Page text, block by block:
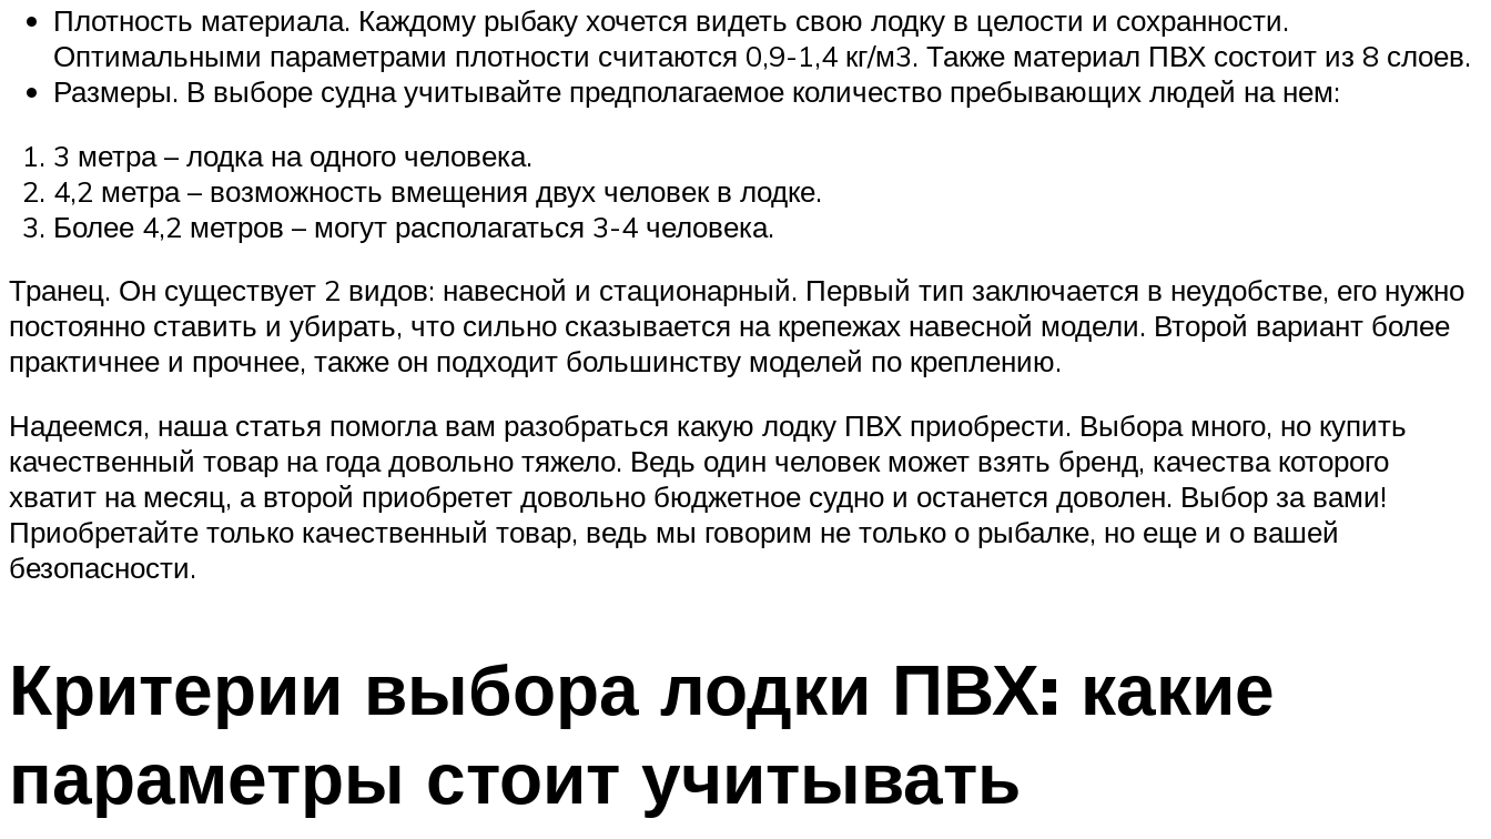
Плотность материала. Каждому рыбаку хочется видеть свою лодку в целости и сохранности.
Оптимальными параметрами плотности считаются 0,9-1,4 кг/м3. Также материал ПВХ состоит из 8 слоев.
Размеры. В выборе судна учитывайте предполагаемое количество пребывающих людей на нем:
3 метра – лодка на одного человека.
4,2 метра – возможность вмещения двух человек в лодке.
Более 4,2 метров – могут располагаться 3-4 человека.
Транец. Он существует 2 видов: навесной и стационарный. Первый тип заключается в неудобстве, его нужно
постоянно ставить и убирать, что сильно сказывается на крепежах навесной модели. Второй вариант более
практичнее и прочнее, также он подходит большинству моделей по креплению.
Надеемся, наша статья помогла вам разобраться какую лодку ПВХ приобрести. Выбора много, но купить
качественный товар на года довольно тяжело. Ведь один человек может взять бренд, качества которого
хватит на месяц, а второй приобретет довольно бюджетное судно и останется доволен. Выбор за вами!
Приобретайте только качественный товар, ведь мы говорим не только о рыбалке, но еще и о вашей
безопасности.
Критерии выбора лодки ПВХ: какие
параметры стоит учитывать